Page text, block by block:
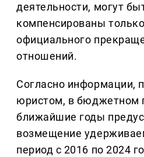
деятельности, могут
компенсированы
официального
отношений.
Согласно информации,
юристом, в бюджетном
ближайшие годы
возмещение
период с 2016 по 2024